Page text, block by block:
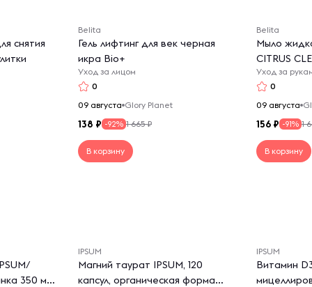
снятия
Belita
Гель лифтинг для век черная
икра Bio+
Уход за лицом
0
09 августа Glory Planet
138 -92% 1 665 ₽
В корзину
Belita
Мыло
CITRUS
Уход за
0
09 августа
156 -91% 1
В корзину
350 мл
IPSUM
Магний таурат IPSUM, 120
капсул, органическая форма
IPSUM
Витамин